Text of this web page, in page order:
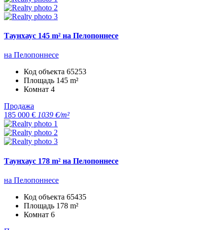
Таунхаус 145 m² на Пелопоннесе
на Пелопоннесе
Код объекта 65253
Площадь 145 m²
Комнат 4
Продажа
185 000 € 1039 €/m²
Таунхаус 178 m² на Пелопоннесе
на Пелопоннесе
Код объекта 65435
Площадь 178 m²
Комнат 6